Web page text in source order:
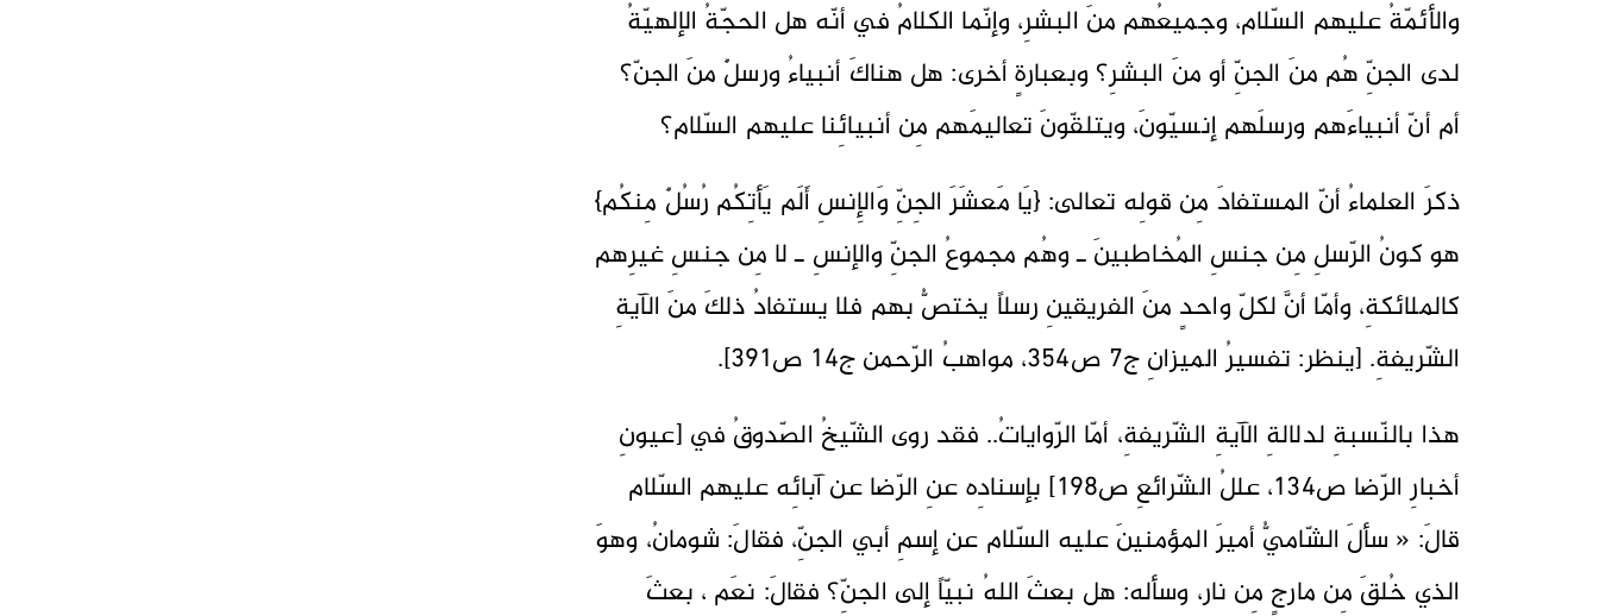
والأئمّةُ عليهم السّلام، وجميعُهم منَ البشرِ، وإنّما الكلامُ في أنّه هل الحجّةُ الإلهيّةُ
لدى الجنِّ هُم منَ الجنِّ أو منَ البشرِ؟ وبعبارةٍ أخرى: هل هناكَ أنبياءُ ورسلٌ منَ الجنّ؟
أم أنّ أنبياءَهم ورسلَهم إنسيّونَ، ويتلقّونَ تعاليمَهم مِن أنبيائِنا عليهم السّلام؟
ذكرَ العلماءُ أنّ المستفادَ مِن قولِه تعالى: {يَا مَعشَرَ الجِنِّ وَالإِنسِ أَلَم يَأتِكُم رُسُلٌ مِنكُم}
هو كونُ الرّسلِ مِن جنسِ المُخاطبينَ ـ وهُم مجموعُ الجنِّ والإنسِ ـ لا مِن جنسِ غيرِهم
كالملائكةِ، وأمّا أنَّ لكلّ واحدٍ منَ الفريقينِ رسلاً يختصُّ بهم فلا يستفادُ ذلكَ منَ الآيةِ
الشّريفةِ. [ينظر: تفسيرُ الميزانِ ج7 ص354، مواهبُ الرّحمن ج14 ص391].
هذا بالنّسبةِ لدلالةِ الآيةِ الشّريفةِ، أمّا الرّواياتُ.. فقد روى الشّيخُ الصّدوقُ في [عيونِ
أخبارِ الرّضا ص134، عللُ الشّرائعِ ص198] بإسنادِه عنِ الرّضا عن آبائِه عليهم السّلام
قالَ: « سألَ الشّاميُّ أميرَ المؤمنينَ عليه السّلام عن إسمِ أبي الجنِّ، فقالَ: شومانُ، وهوَ
الذي خُلقَ مِن مارجٍ مِن نار، وسأله: هل بعثَ اللهُ نبيّاً إلى الجنِّ؟ فقالَ: نعَم ، بعثَ